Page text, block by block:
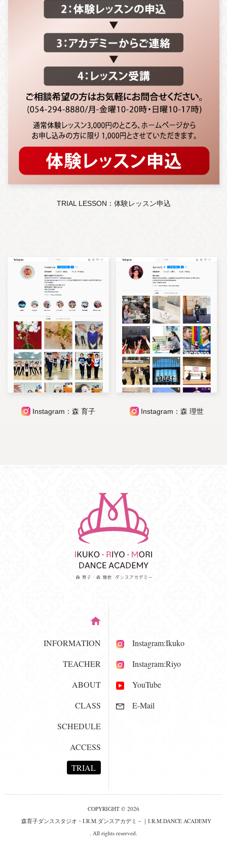
TRIAL LESSON：体験レッスン申込
Instagram：森 育子 Instagram：森 理世
INFORMATION
TEACHER
ABOUT
CLASS
SCHEDULE
ACCESS
TRIAL
Instagram:Ikuko
Instagram:Riyo
YouTube
E-Mail
COPYRIGHT © 2026
森育子ダンススタジオ・I.R.M.ダンスアカデミ－｜I.R.M.DANCE ACADEMY
. All rights reserved.